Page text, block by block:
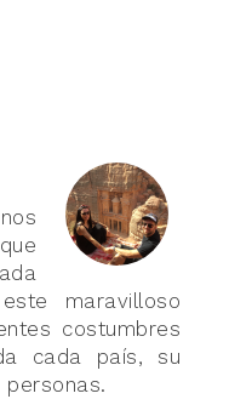
maravilloso
costumbres
cada país, su